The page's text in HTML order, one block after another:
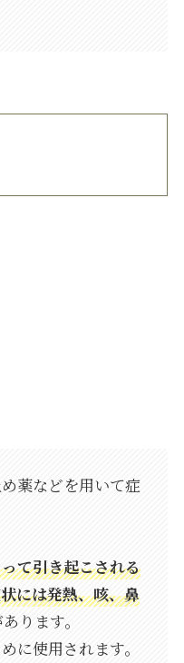
薬などを用いて症
て引き起こされる
には発熱、咳、鼻
ります。
に使用されます。